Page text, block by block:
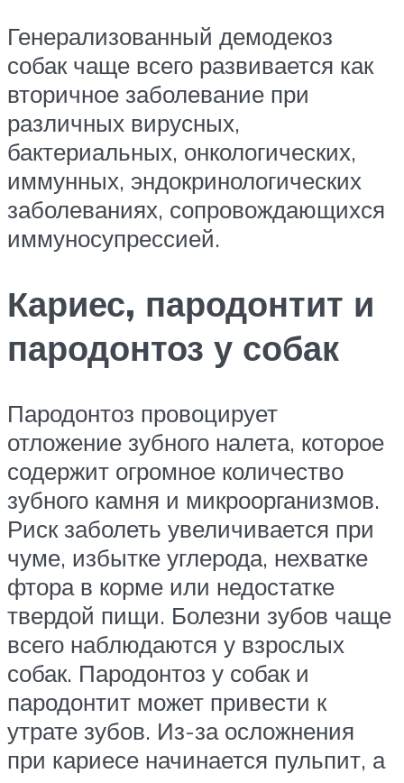
Генерализованный демодекоз
собак чаще всего развивается как
вторичное заболевание при
различных вирусных,
бактериальных, онкологических,
иммунных, эндокринологических
заболеваниях, сопровождающихся
иммуносупрессией.
Кариес, пародонтит и
пародонтоз у собак
Пародонтоз провоцирует
отложение зубного налета, которое
содержит огромное количество
зубного камня и микроорганизмов.
Риск заболеть увеличивается при
чуме, избытке углерода, нехватке
фтора в корме или недостатке
твердой пищи. Болезни зубов чаще
всего наблюдаются у взрослых
собак. Пародонтоз у собак и
пародонтит может привести к
утрате зубов. Из-за осложнения
при кариесе начинается пульпит, а